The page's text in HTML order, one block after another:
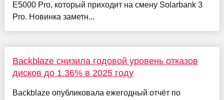
E5000 Pro, который приходит на смену Solarbank 3
Pro. Новинка заметн...
Backblaze снизила годовой уровень отказов
дисков до 1.36% в 2025 году
Backblaze опубликовала ежегодный отчёт по